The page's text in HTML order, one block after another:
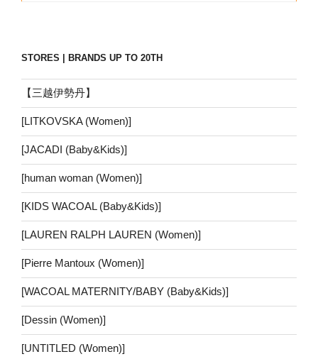
STORES | BRANDS UP TO 20TH
【三越伊勢丹】
[LITKOVSKA (Women)]
[JACADI (Baby&Kids)]
[human woman (Women)]
[KIDS WACOAL (Baby&Kids)]
[LAUREN RALPH LAUREN (Women)]
[Pierre Mantoux (Women)]
[WACOAL MATERNITY/BABY (Baby&Kids)]
[Dessin (Women)]
[UNTITLED (Women)]